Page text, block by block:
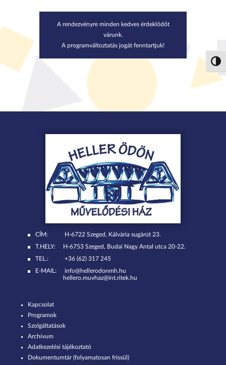
Nagy
A rendezvényre minden kedves érdeklődőt
várunk.
A programváltoztatás jogát fenntartjuk!
CÍM:
H-6722 Szeged, Kálvária sugárút 23.
T.HELY:
H-6753 Szeged, Budai Nagy Antal utca 20-22.
TEL.:
+36 (62) 317 245
E-MAIL:
info@hellerodonmh.hu
hellero.muvhaz@int.ritek.hu
Kapcsolat
Programok
Szolgáltatások
Archívum
Adatkezelési tájékoztató
Dokumentumtár (folyamatosan frissül)